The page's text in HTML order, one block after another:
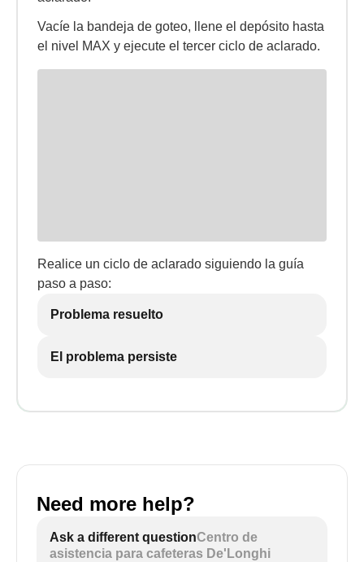
Vacíe la bandeja de goteo, llene el depósito hasta
el nivel MAX y ejecute el tercer ciclo de aclarado.
Realice un ciclo de aclarado siguiendo la guía
paso a paso:
Problema resuelto
El problema persiste
Need more help?
Ask a different questionCentro de
asistencia para cafeteras De'Longhi